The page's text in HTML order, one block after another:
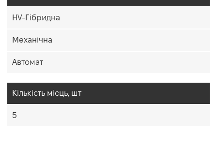
HV-Гібридна
Механічна
Автомат
Кiлькiсть мiсць, шт
5